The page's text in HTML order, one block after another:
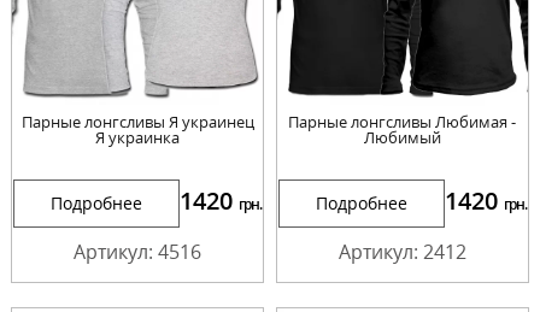
Парные лонгсливы Я украинец
Я украинка
Подробнее 1420 грн.
Артикул: 4516
Парные лонгсливы Любимая -
Любимый
Подробнее 1420 грн.
Артикул: 2412